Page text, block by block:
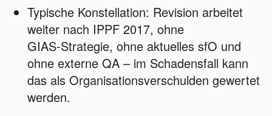
Typische Konstellation: Revision arbeitet
weiter nach IPPF 2017, ohne
GIAS‑Strategie, ohne aktuelles sfO und
ohne externe QA – im Schadensfall kann
das als Organisationsverschulden gewertet
werden.